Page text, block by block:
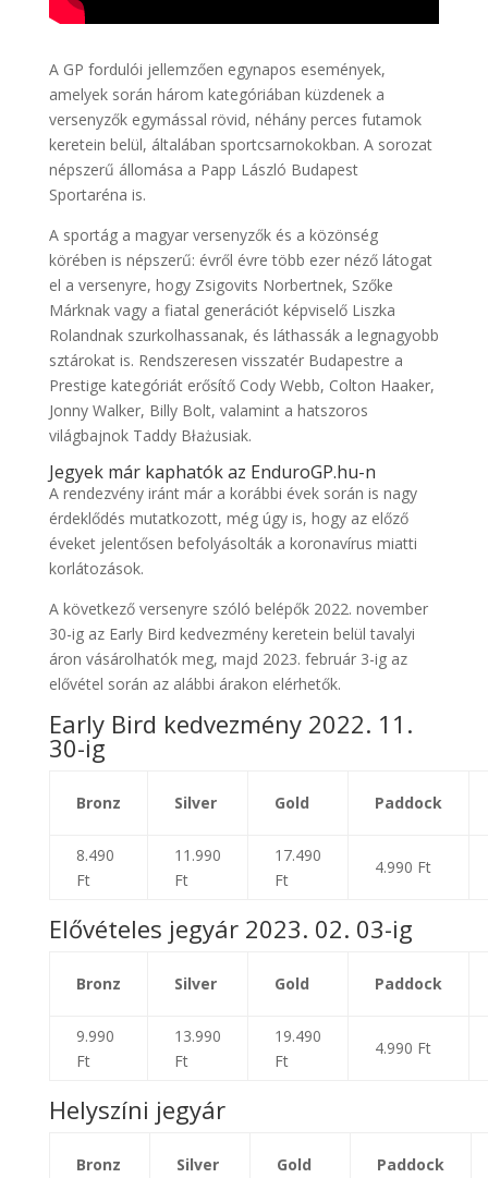
A GP fordulói jellemzően egynapos események,
amelyek során három kategóriában küzdenek a
versenyzők egymással rövid, néhány perces futamok
keretein belül, általában sportcsarnokokban. A sorozat
népszerű állomása a Papp László Budapest
Sportaréna is.
A sportág a magyar versenyzők és a közönség
körében is népszerű: évről évre több ezer néző látogat
el a versenyre, hogy Zsigovits Norbertnek, Szőke
Márknak vagy a fiatal generációt képviselő Liszka
Rolandnak szurkolhassanak, és láthassák a legnagyobb
sztárokat is. Rendszeresen visszatér Budapestre a
Prestige kategóriát erősítő Cody Webb, Colton Haaker,
Jonny Walker, Billy Bolt, valamint a hatszoros
világbajnok Taddy Błażusiak.
Jegyek már kaphatók az EnduroGP.hu-n
A rendezvény iránt már a korábbi évek során is nagy
érdeklődés mutatkozott, még úgy is, hogy az előző
éveket jelentősen befolyásolták a koronavírus miatti
korlátozások.
A következő versenyre szóló belépők 2022. november
30-ig az Early Bird kedvezmény keretein belül tavalyi
áron vásárolhatók meg, majd 2023. február 3-ig az
elővétel során az alábbi árakon elérhetők.
Early Bird kedvezmény 2022. 11.
30-ig
Bronz Silver Gold Paddock
8.490
Ft
11.990
Ft
17.490
Ft
4.990 Ft
Elővételes jegyár 2023. 02. 03-ig
Bronz Silver Gold Paddock
9.990
Ft
13.990
Ft
19.490
Ft
4.990 Ft
Helyszíni jegyár
Bronz Silver Gold Paddock